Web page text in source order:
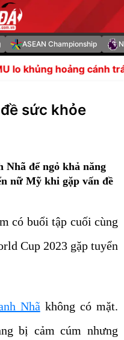
ASEAN Championship
trái HLV
sức khỏe
Nhã để ngỏ khả năng
nữ Mỹ khi gặp vấn đề
có buổi tập cuối cùng
Cup 2023 gặp tuyển
Nhã không có mặt.
bị cảm cúm nhưng